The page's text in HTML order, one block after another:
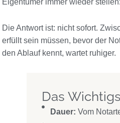
Die Antwort ist: nicht sofort.
erfüllt sein müssen, bevor der
den Ablauf kennt, wartet ruhiger.
Das
Dauer: Vom